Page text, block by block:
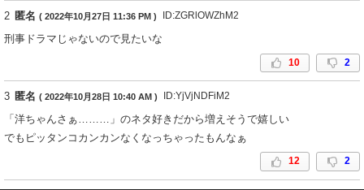
2 匿名 ( 2022年10月27日 11:36 PM ) ID:ZGRlOWZhM2
刑事ドラマじゃないので見たいな
10 2
3 匿名 ( 2022年10月28日 10:40 AM ) ID:YjVjNDFiM2
「洋ちゃんさぁ………」のネタ好きだから増えそうで嬉しい
でもピッタンコカンカンなくなっちゃったもんなぁ
12 2